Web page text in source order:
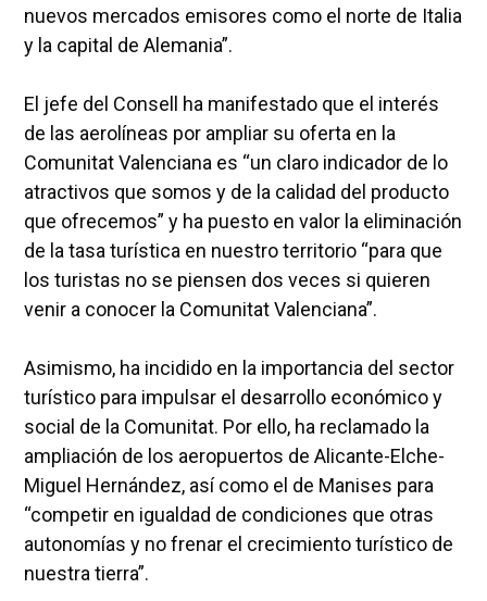
nuevos mercados emisores como el norte de Italia
y la capital de Alemania”.
El jefe del Consell ha manifestado que el interés
de las aerolíneas por ampliar su oferta en la
Comunitat Valenciana es “un claro indicador de lo
atractivos que somos y de la calidad del producto
que ofrecemos” y ha puesto en valor la eliminación
de la tasa turística en nuestro territorio “para que
los turistas no se piensen dos veces si quieren
venir a conocer la Comunitat Valenciana”.
Asimismo, ha incidido en la importancia del sector
turístico para impulsar el desarrollo económico y
social de la Comunitat. Por ello, ha reclamado la
ampliación de los aeropuertos de Alicante-Elche-
Miguel Hernández, así como el de Manises para
“competir en igualdad de condiciones que otras
autonomías y no frenar el crecimiento turístico de
nuestra tierra”.